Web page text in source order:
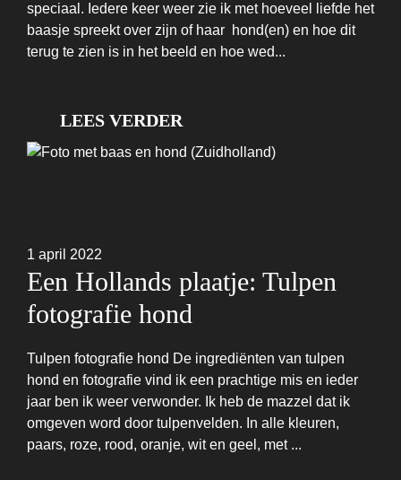
speciaal. Iedere keer weer zie ik met hoeveel liefde het
baasje spreekt over zijn of haar hond(en) en hoe dit
terug te zien is in het beeld en hoe wed...
LEES VERDER
1 april 2022
Een Hollands plaatje: Tulpen
fotografie hond
Tulpen fotografie hond De ingrediënten van tulpen
hond en fotografie vind ik een prachtige mis en ieder
jaar ben ik weer verwonder. Ik heb de mazzel dat ik
omgeven word door tulpenvelden. In alle kleuren,
paars, roze, rood, oranje, wit en geel, met ...